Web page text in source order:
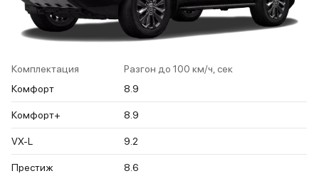
Комплектация
Разгон до 100 км/ч, сек
Комфорт
8.9
Комфорт+ 8.9
VX-L 9.2
Престиж 8.6